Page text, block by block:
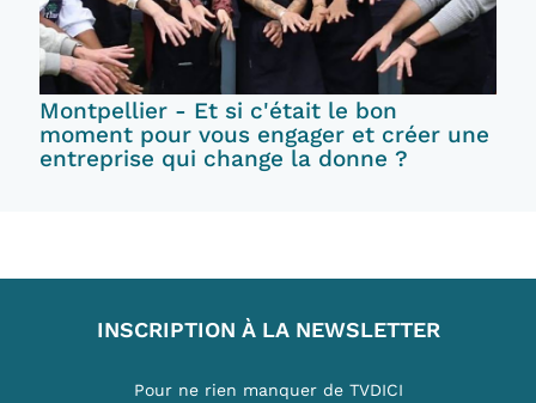
Montpellier - Et si c'était le bon
moment pour vous engager et créer une
entreprise qui change la donne ?
INSCRIPTION À LA NEWSLETTER
Pour ne rien manquer de TVDICI